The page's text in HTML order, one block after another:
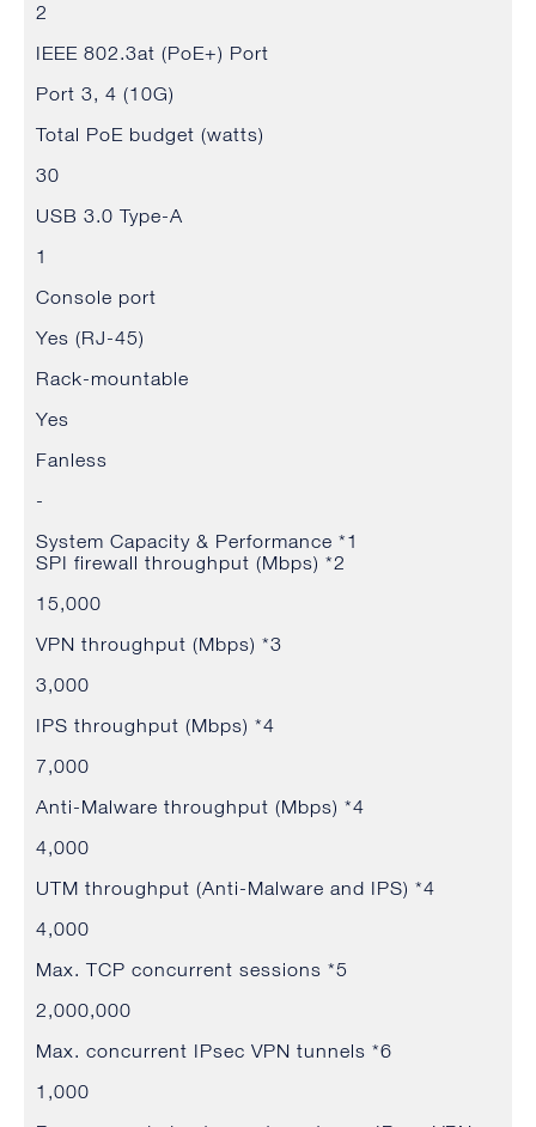
2
IEEE 802.3at (PoE+) Port
Port 3, 4 (10G)
Total PoE budget (watts)
30
USB 3.0 Type-A
1
Console port
Yes (RJ-45)
Rack-mountable
Yes
Fanless
-
System Capacity & Performance *1
SPI firewall throughput (Mbps) *2
15,000
VPN throughput (Mbps) *3
3,000
IPS throughput (Mbps) *4
7,000
Anti-Malware throughput (Mbps) *4
4,000
UTM throughput (Anti-Malware and IPS) *4
4,000
Max. TCP concurrent sessions *5
2,000,000
Max. concurrent IPsec VPN tunnels *6
1,000